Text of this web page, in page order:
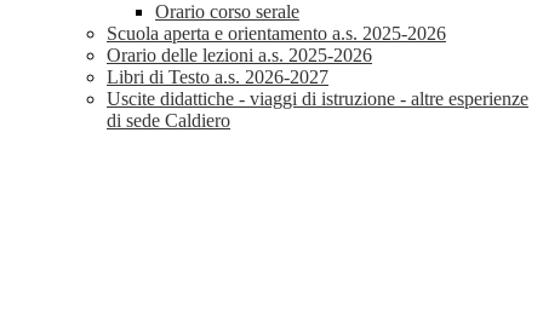
Orario corso serale
Scuola aperta e orientamento a.s. 2025-2026
Orario delle lezioni a.s. 2025-2026
Libri di Testo a.s. 2026-2027
Uscite didattiche - viaggi di istruzione - altre esperienze
di sede Caldiero